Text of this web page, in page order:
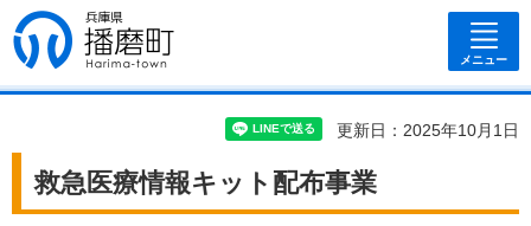
兵庫県 播磨
町
メニュー
更新日：2025年10月1日
救急医療情報キット配布事業